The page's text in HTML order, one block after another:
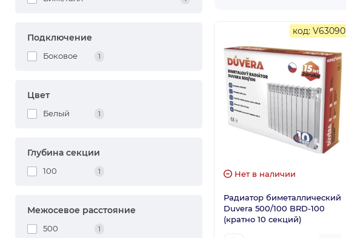
Подключение
Боковое 1
Цвет
Белый 1
Глубина секции
100 1
Межосевое расстояние
500 1
код: V63090
Нет в наличии
Радиатор биметаллический
Duvera 500/100 BRD-100
(кратно 10 секций)